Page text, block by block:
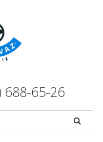
688-65-26